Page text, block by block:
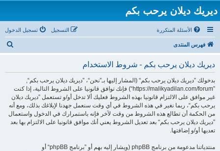
ديريك ديلان يرحب بكم
الأسئلة المتكررة تسجيل الدخول التسجيل
فهرس المنتدى
ديريك ديلان يرحب بكم - شروط الاستخدام
بدخولك ”ديريك ديلان يرحب بكم“ (المشار إليها بـ”نحن“، ”ديريك ديلان يرحب بكم“,
”https://malikyadilan.com/forum“) فإنك توافق قانونيا على الشروط التالية، إذا كنت
غير موافق على الالتزام قانونيا بهذه الشروط فعليك ألا تدخل أو/و تستعمل ”ديريك ديلان
يرحب بكم“، ربما نغير في هذه الشروط في أي وقت سنعمل جهدنا لإبلاغك بذلك، ومع أنه
من الحكمة أن تطالع هذه الشروط من وقت لآخر فإنه باستمرارك في الدخول واستعمال
”ديريك ديلان يرحب بكم“ بعد تعديل الشروط يعني أنك موافق قانونيا على الالتزام بها بعد
تعديها أو/و إضافتها.
منتدياتنا مدعومة من برنامج phpBB (ويشار إليه بهم أو ”برنامج phpBB“ أو